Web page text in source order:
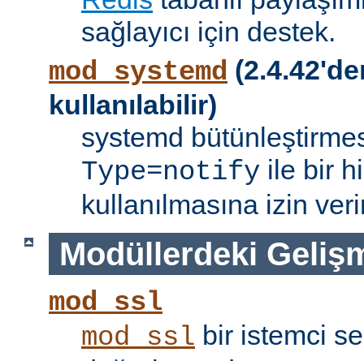
sağlayıcı için destek.
mod_systemd
kullanılabilir)
systemd
Type=notify ile bir
kullanılmasına izin
Modüllerdeki
mod_ssl
mod_ssl bir istemci